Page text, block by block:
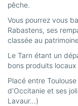
pêche.
Vous pourrez vous
Rabastens, ses
classée au
Le Tarn étant un
bons produits
Placé entre
d'Occitanie et ses
Lavaur…)